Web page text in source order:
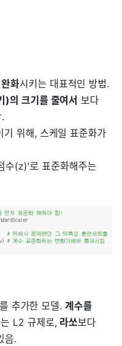
완화시키는 대표적인 방법.
)의 크기를 줄여서 보다
기 위해, 스케일 표준화가
수(z)'로 표준화해주는
추가한 모델.계수를
L2 규제로, 라쏘보다
음.